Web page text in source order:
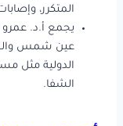
المتكرر،
يجمع أ.د. عمرو
عين شمس
الدولية مثل
الشفا.